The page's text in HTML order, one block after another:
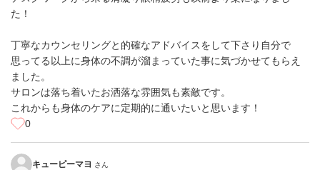
た！
丁寧なカウンセリングと的確なアドバイスをして下さり自分で
思ってる以上に身体の不調が溜まっていた事に気づかせてもらえ
ました。
サロンは落ち着いたお洒落な雰囲気も素敵です。
これからも身体のケアに定期的に通いたいと思います！
0
キューピーマヨ さん